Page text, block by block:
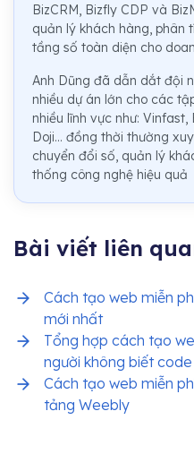
BizCRM, Bizfly CDP và
quản lý khách hàng, phân
tầng số toàn diện cho
Anh Dũng đã dẫn dắt đội
nhiều dự án lớn cho các
nhiều lĩnh vực như:
Doji... đồng thời thường
chuyển đổi số, quản lý
thống công nghệ hiệu quả
Bài viết liên
Cách tạo web miễn
mới nhất
Tổng hợp cách tạo
người không biết code
Cách tạo web miễn
tảng Weebly